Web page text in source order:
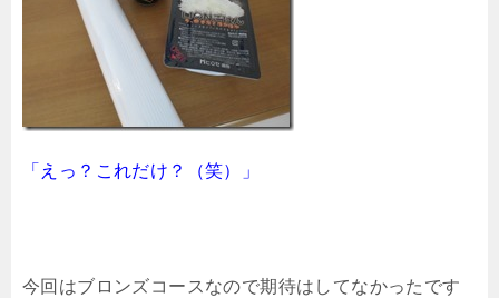
「えっ？これだけ？（笑）」
今回はブロンズコースなので期待はしてなかったです